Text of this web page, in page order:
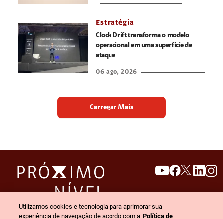
Estratégia
Clock Drift transforma o modelo
operacional em uma superfície de
ataque
06 ago, 2026
Carregar Mais
search
Utilizamos cookies e tecnologia para aprimorar sua
experiência de navegação de acordo com a Política de